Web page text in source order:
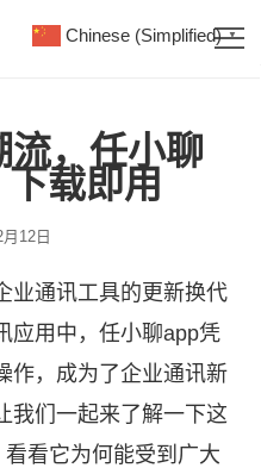
流，任小聊
载即用
12日
业通讯工具的更新换代
用中， 任小聊app凭
作，成为了企业通讯新
我们一起来了解一下这
看它为何能受到广大
Chinese (Simplified) ▼